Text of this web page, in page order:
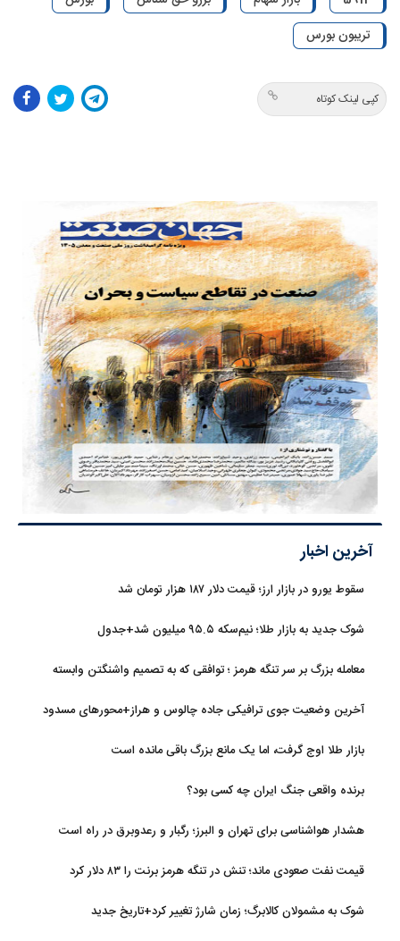
تریبون بورس
کپی لینک کوتاه
آخرین اخبار
سقوط یورو در بازار ارز؛ قیمت دلار ۱۸۷ هزار تومان شد
شوک جدید به بازار طلا؛ نیم‌سکه ۹۵.۵ میلیون شد+جدول
معامله بزرگ بر سر تنگه هرمز ؛ توافقی که به تصمیم واشنگتن وابسته
است
آخرین وضعیت جوی ترافیکی جاده چالوس و هراز+محورهای مسدود
بازار طلا اوج گرفت، اما یک مانع بزرگ باقی مانده است
برنده واقعی جنگ ایران چه کسی بود؟
هشدار هواشناسی برای تهران و البرز؛ رگبار و رعدوبرق در راه است
قیمت نفت صعودی ماند؛ تنش در تنگه هرمز برنت را ۸۳ دلار کرد
شوک به مشمولان کالابرگ؛ زمان شارژ تغییر کرد+تاریخ جدید